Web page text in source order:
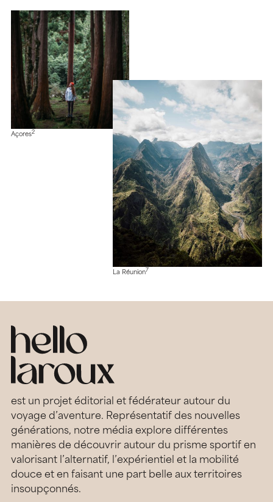
Açores2
La Réunion7
est un projet éditorial et fédérateur autour du
voyage d’aventure. Représentatif des nouvelles
générations, notre média explore différentes
manières de découvrir autour du prisme sportif en
valorisant l’alternatif, l’expérientiel et la mobilité
douce et en faisant une part belle aux territoires
insoupçonnés.